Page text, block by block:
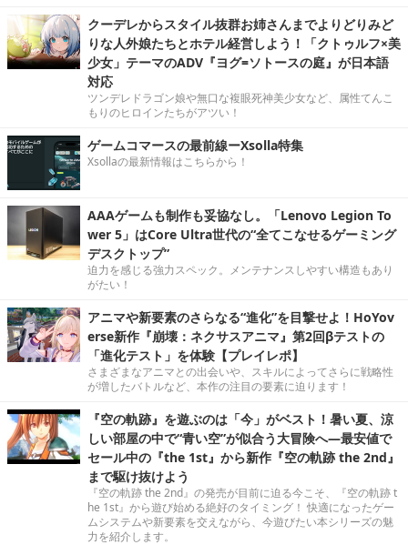
クーデレからスタイル抜群お姉さんまでよりどりみど
りな人外娘たちとホテル経営しよう！「クトゥルフ×美
少女」テーマのADV『ヨグ=ソトースの庭』が日本語
対応
ツンデレドラゴン娘や無口な複眼死神美少女など、属性てんこ
もりのヒロインたちがアツい！
ゲームコマースの最前線ーXsolla特集
Xsollaの最新情報はこちらから！
AAAゲームも制作も妥協なし。「Lenovo Legion To
wer 5」はCore Ultra世代の“全てこなせるゲーミング
デスクトップ”
迫力を感じる強力スペック。メンテナンスしやすい構造もあり
がたい！
アニマや新要素のさらなる“進化”を目撃せよ！HoYov
erse新作『崩壊：ネクサスアニマ』第2回βテストの
「進化テスト」を体験【プレイレポ】
さまざまなアニマとの出会いや、スキルによってさらに戦略性
が増したバトルなど、本作の注目の要素に迫ります！
『空の軌跡』を遊ぶのは「今」がベスト！暑い夏、涼
しい部屋の中で“青い空”が似合う大冒険へ―最安値で
セール中の『the 1st』から新作『空の軌跡 the 2nd』
まで駆け抜けよう
『空の軌跡 the 2nd』の発売が目前に迫る今こそ、『空の軌跡 t
he 1st』から遊び始める絶好のタイミング！ 快適になったゲー
ムシステムや新要素を交えながら、今遊びたい本シリーズの魅
力を紹介します。